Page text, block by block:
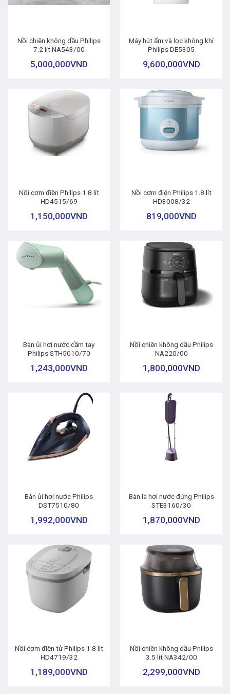
Nồi chiên không dầu Philips
7.2 lít NA543/00
5,000,000VND
Máy hút ẩm và lọc không khí
Philips DE5305
9,600,000VND
Nồi cơm điện Philips 1.8 lít
HD4515/69
1,150,000VND
Nồi cơm điện Philips 1.8 lít
HD3008/32
819,000VND
Bàn ủi hơi nước cầm tay
Philips STH5010/70
1,243,000VND
Nồi chiên không dầu Philips
NA220/00
1,800,000VND
Bàn ủi hơi nước Philips
DST7510/80
1,992,000VND
Bàn là hơi nước đứng Philips
STE3160/30
1,870,000VND
Nồi cơm điện tử Philips 1.8 lít
HD4719/32
1,189,000VND
Nồi chiên không dầu Philips
3.5 lít NA342/00
2,299,000VND